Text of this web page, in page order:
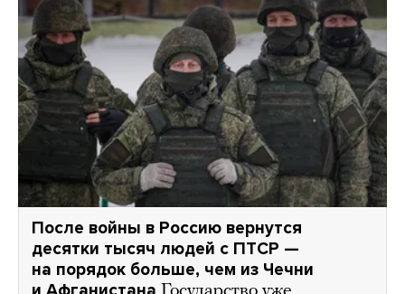
После войны в Россию вернутся
десятки тысяч людей с ПТСР —
на порядок больше, чем из Чечни